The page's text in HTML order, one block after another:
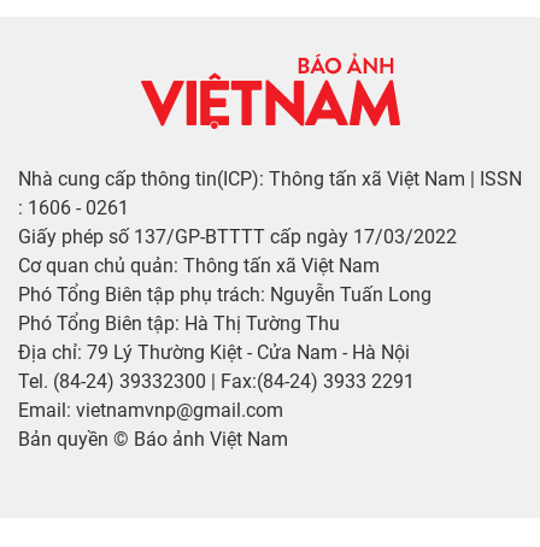
Nhà cung cấp thông tin(ICP): Thông tấn xã Việt Nam | ISSN
: 1606 - 0261
Giấy phép số 137/GP-BTTTT cấp ngày 17/03/2022
Cơ quan chủ quản: Thông tấn xã Việt Nam
Phó Tổng Biên tập phụ trách: Nguyễn Tuấn Long
Phó Tổng Biên tập: Hà Thị Tường Thu
Địa chỉ: 79 Lý Thường Kiệt - Cửa Nam - Hà Nội
Tel. (84-24) 39332300 | Fax:(84-24) 3933 2291
Email: vietnamvnp@gmail.com
Bản quyền © Báo ảnh Việt Nam